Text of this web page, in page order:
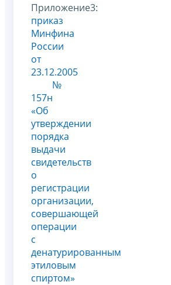
Приложение3:
приказ
Минфина
России
от
23.12.2005
№
157н
«Об
утверждении
порядка
выдачи
свидетельств
о
регистрации
организации,
совершающей
операции
с
денатурированным
этиловым
спиртом»